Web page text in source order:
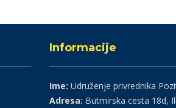
Informacije
Ime: Udruženje privrednika
Adresa: Butmirska cesta 18d,